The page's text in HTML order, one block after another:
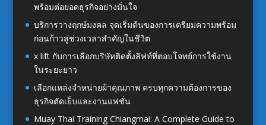
พร้อมต่อยอดธุรกิจอย่างมั่นใจ
บริการวางฤกษ์มงคล จุดเริ่มต้นของการเตรียมความพร้อม
ก่อนก้าวสู่ช่วงเวลาสำคัญในชีวิต
x lift กับการเลือกบริษัทติดตั้งลิฟท์ที่ตอบโจทย์การใช้งาน
ในระยะยาว
เลือกแหล่งจำหน่ายผ้าคุณภาพ ครบทุกความต้องการของ
ธุรกิจตัดเย็บและงานแฟชั่น
Muay Thai Training Chiangmai: A Complete Guide to